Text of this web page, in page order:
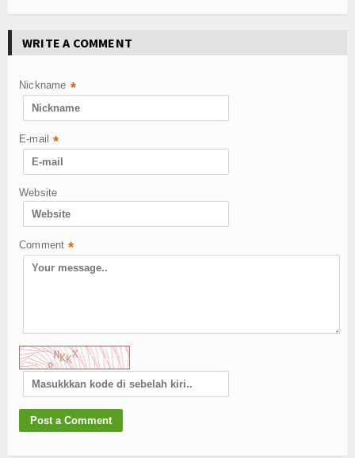
WRITE A COMMENT
Nickname *
E-mail *
Website
Comment *